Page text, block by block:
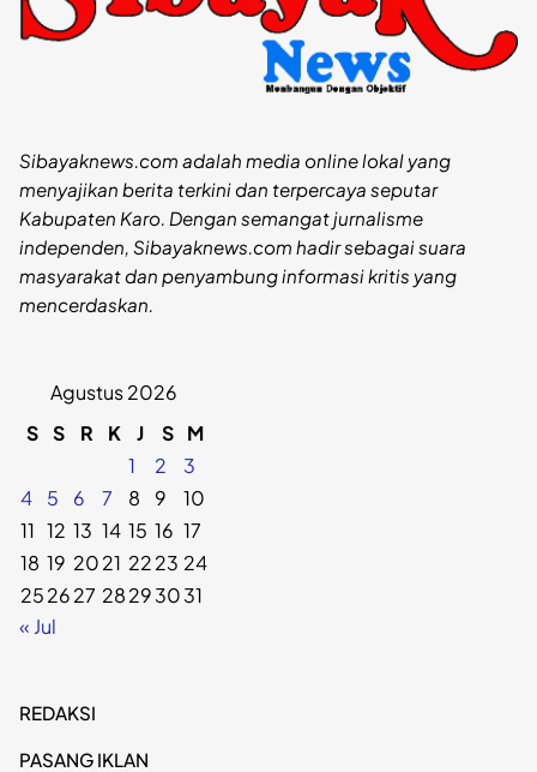
Sibayaknews.com adalah media online lokal yang
menyajikan berita terkini dan terpercaya seputar
Kabupaten Karo. Dengan semangat jurnalisme
independen, Sibayaknews.com hadir sebagai suara
masyarakat dan penyambung informasi kritis yang
mencerdaskan.
Agustus 2026
S S R K J S M
1
2
3
4
5 6 7 8 9
10
11 12 13 14 15 16 17
18 19 2021 2223 24
252627 28293031
« Jul
REDAKSI
PASANG IKLAN